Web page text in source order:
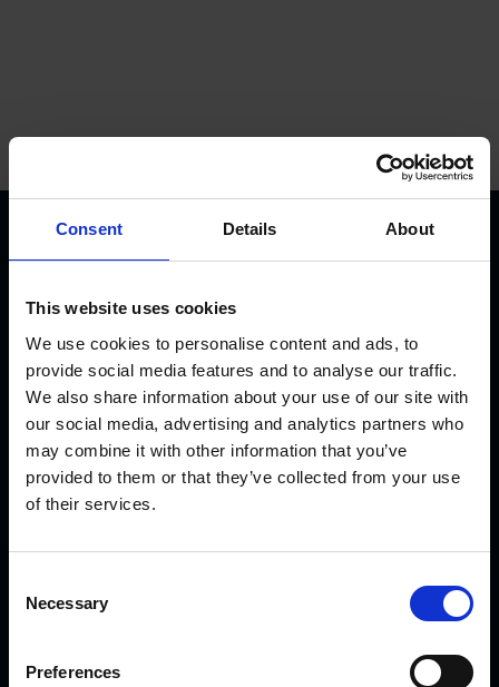
Consent Details About
This website uses cookies
We use cookies to personalise content and ads, to
provide social media features and to analyse our traffic.
We also share information about your use of our site with
our social media, advertising and analytics partners who
may combine it with other information that you’ve
provided to them or that they’ve collected from your use
of their services.
Necessary
Preferences
KVK Hydra Klov ist ein modernes Unternehmen, welches
sich der Konstruktion und Herstellung von
Klauenpflegeständen, Fangpferchen und Motortrolleys
widmet. Es sind sehr viele KVK Produkte international in
Gebrauch, von Nord-Norwegen und Island bis nach Saudi
AKTUELLES
Einführung der neuen CowDream-Bandagen!